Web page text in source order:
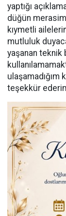
yaptığı
düğün
kıymetli
mutluluk
yaşanan teknik
ulaşamadığım
teşekkür